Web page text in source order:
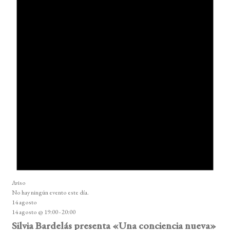
Aviso
No hay ningún evento este día.
14 agosto
14 agosto @ 19:00-20:00
Silvia Bardelás presenta «Una conciencia nueva»